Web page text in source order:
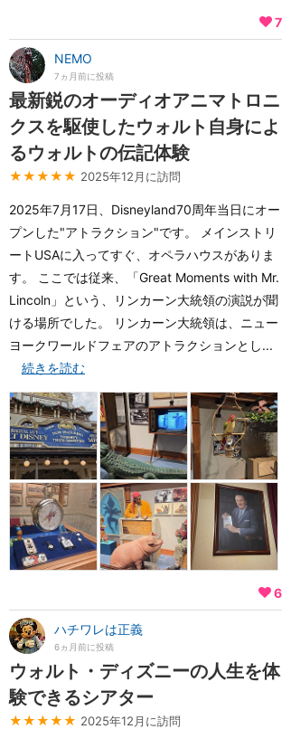
7
NEMO
7ヵ月前に投稿
最新鋭のオーディオアニマトロニ
クスを駆使したウォルト自身によ
るウォルトの伝記体験
★★★★★ 2025年12月に訪問
2025年7月17日、Disneyland70周年当日にオー
プンした"アトラクション"です。 メインストリ
ートUSAに入ってすぐ、オペラハウスがありま
す。 ここでは従来、「Great Moments with Mr.
Lincoln」という、リンカーン大統領の演説が聞
ける場所でした。 リンカーン大統領は、ニュー
ヨークワールドフェアのアトラクションとし...
続きを読む
6
ハチワレは正義
6ヵ月前に投稿
ウォルト・ディズニーの人生を体
験できるシアター
★★★★★ 2025年12月に訪問